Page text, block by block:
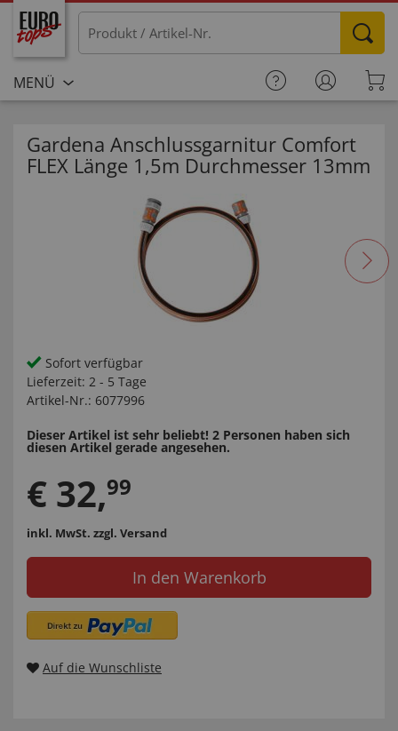
MENÜ
Gardena Anschlussgarnitur Comfort
FLEX Länge 1,5m Durchmesser 13mm
Sofort verfügbar
Lieferzeit: 2 - 5 Tage
Artikel-Nr.: 6077996
Dieser Artikel ist sehr beliebt! 2 Personen haben sich
diesen Artikel gerade angesehen.
€ 32,99
inkl. MwSt. zzgl. Versand
In den Warenkorb
Auf die Wunschliste